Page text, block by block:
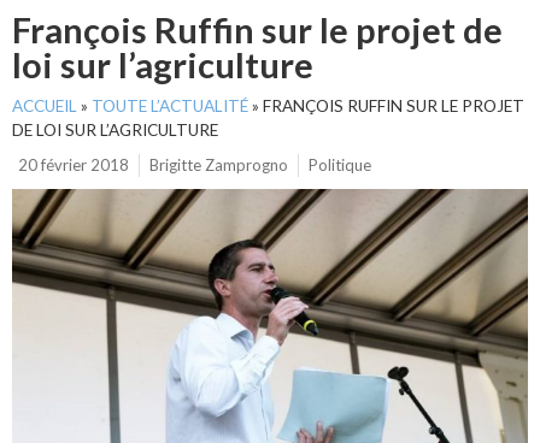
François Ruffin sur le projet de
loi sur l’agriculture
ACCUEIL » TOUTE L’ACTUALITÉ» FRANÇOIS RUFFIN SUR LE PROJET
DE LOI SUR L’AGRICULTURE
20 février 2018
Brigitte Zamprogno Politique